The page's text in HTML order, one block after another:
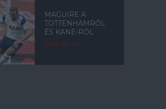
MAGUIRE A
TOTTENHAMRŐL
ÉS KANE-RŐL
2021. ápr. 11.